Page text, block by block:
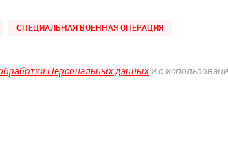
СПЕЦИАЛЬНАЯ ВОЕННАЯ ОПЕРАЦИЯ
Персональных данныхи с